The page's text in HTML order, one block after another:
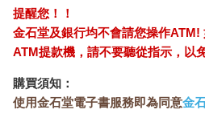
令人感到士氣大振。德國政治階級這
行為模式呈現非常鮮明的對比，所
許未來他們將以更開明的方法來制訂
這些決策的立即影響之一，是德國對
降幅，低於外國人對德國出口品的支
響，大約使德國二○二○年的總國內
在無力花費那麼多政府支出的義大
提醒您！！
金石堂及銀行均不會請您操作ATM!
ATM提款機，請不要聽從指示，以
購買須知：
使用金石堂電子書服務即為同意金